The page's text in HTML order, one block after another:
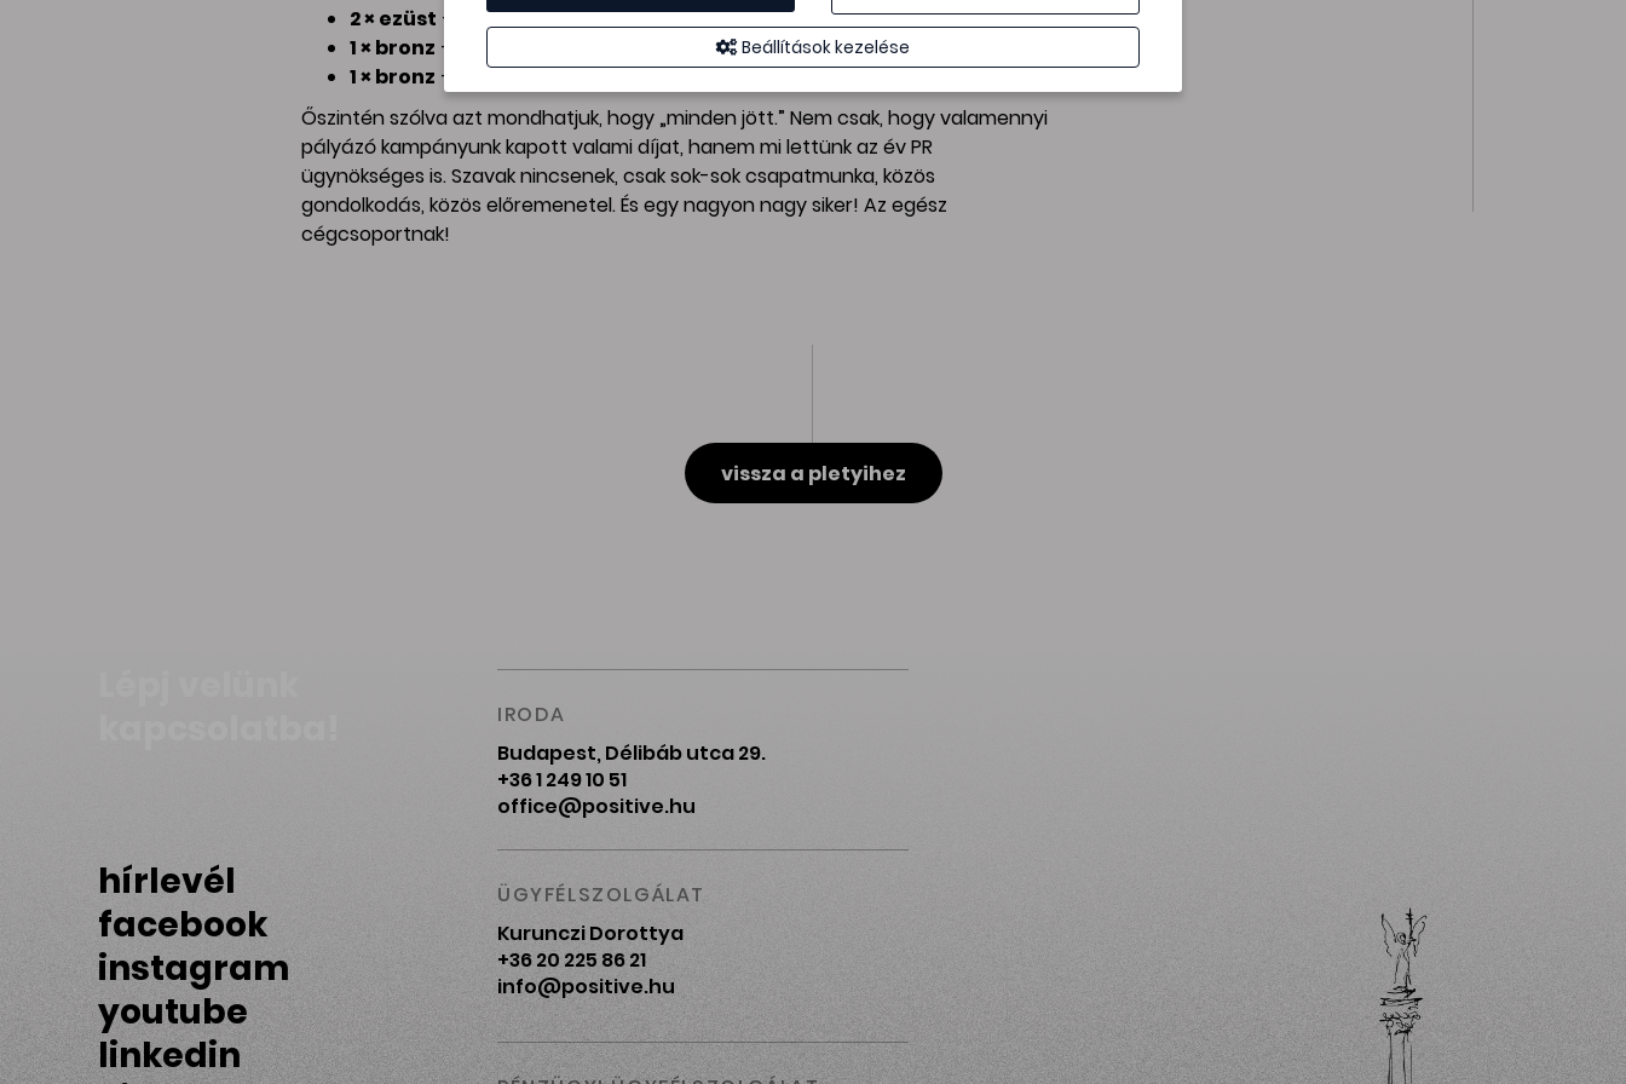
2 × ezüst – Félbehagyott művészet / Affidea
1 × bronz – Láthatatlan hőstörténetek / AstraZeneca
1 × bronz – Mozgásban tartjuk a reményt / Waberer’s
Őszintén szólva azt mondhatjuk, hogy „minden jött.” Nem csak, hogy valamennyi
pályázó kampányunk kapott valami díjat, hanem mi lettünk az év PR
ügynökséges is. Szavak nincsenek, csak sok-sok csapatmunka, közös
gondolkodás, közös előremenetel. És egy nagyon nagy siker! Az egész
cégcsoportnak!
vissza a pletyihez
hírlevél
facebook
instagram
youtube
linkedin
IRODA
Budapest, Délibáb utca 29.
+36 1 249 10 51
office@positive.hu
ÜGYFÉLSZOLGÁLAT
Kurunczi Dorottya
+36 20 225 86 21
info@positive.hu
Beállítások kezelése